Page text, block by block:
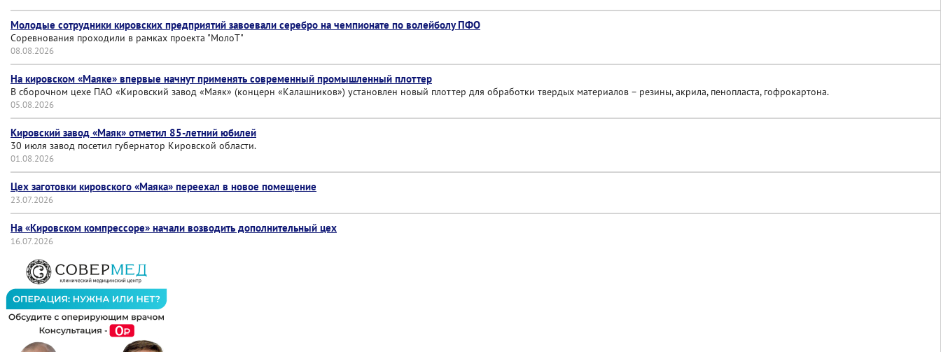
Молодые сотрудники кировских предприятий завоевали серебро на чемпионате по волейболу ПФО
Соревнования проходили в рамках проекта "МолоТ"
08.08.2026
На кировском «Маяке» впервые начнут применять современный промышленный плоттер
В сборочном цехе ПАО «Кировский завод «Маяк» (концерн «Калашников») установлен новый плоттер для обработки твердых материалов – резины, акрила, пенопласта, гофрокартона.
05.08.2026
Кировский завод «Маяк» отметил 85-летний юбилей
30 июля завод посетил губернатор Кировской области.
01.08.2026
Цех заготовки кировского «Маяка» переехал в новое помещение
23.07.2026
На «Кировском компрессоре» начали возводить дополнительный цех
16.07.2026